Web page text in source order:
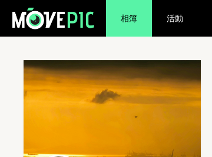
相簿 活動